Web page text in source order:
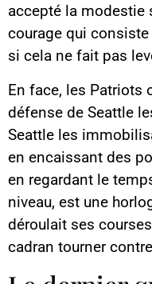
accepté la modestie
courage qui
si cela ne fait pas
En face, les Patriots
défense de Seattle
Seattle les
en encaissant des
en regardant le
niveau, est une
déroulait ses
cadran tourner